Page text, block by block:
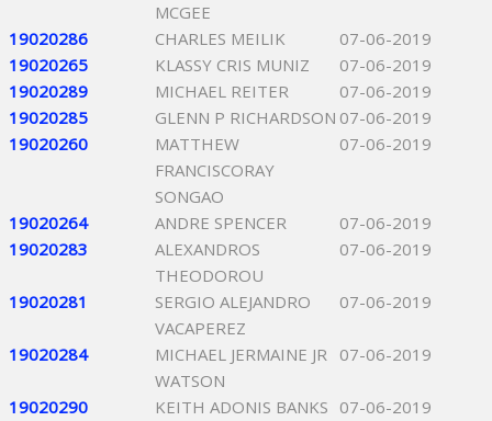
MCGEE
19020286 CHARLES MEILIK
07-06-2019
19020265
KLASSY CRIS MUNIZ
07-06-2019
19020289
MICHAEL REITER
07-06-2019
19020285
GLENN P RICHARDSON 07-06-2019
19020260
MATTHEW
FRANCISCORAY
SONGAO
07-06-2019
19020264 ANDRE SPENCER
07-06-2019
19020283
ALEXANDROS
THEODOROU
07-06-2019
19020281
SERGIO ALEJANDRO
VACAPEREZ
07-06-2019
19020284
MICHAEL JERMAINE JR
WATSON
07-06-2019
19020290 KEITH ADONIS BANKS 07-06-2019